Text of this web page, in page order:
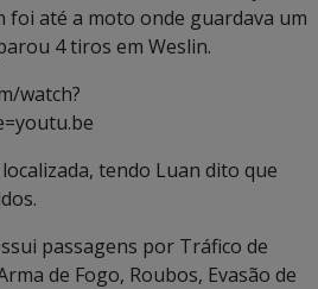
foi até a moto onde guardava um
4 tiros em Weslin.
watch?
tendo Luan dito que
passagens por Tráfico de
de Fogo, Roubos, Evasão de